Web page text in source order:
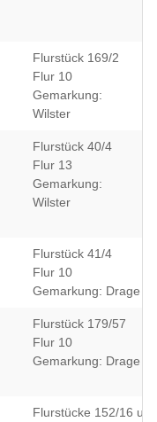
Flurstück 169/2
Flur 10
Gemarkung:
Wilster
Flurstück 40/4
Flur 13
Gemarkung:
Wilster
Flurstück 41/4
Flur 10
Gemarkung: Drage
Flurstück 179/57
Flur 10
Gemarkung: Drage
Flurstücke 152/16